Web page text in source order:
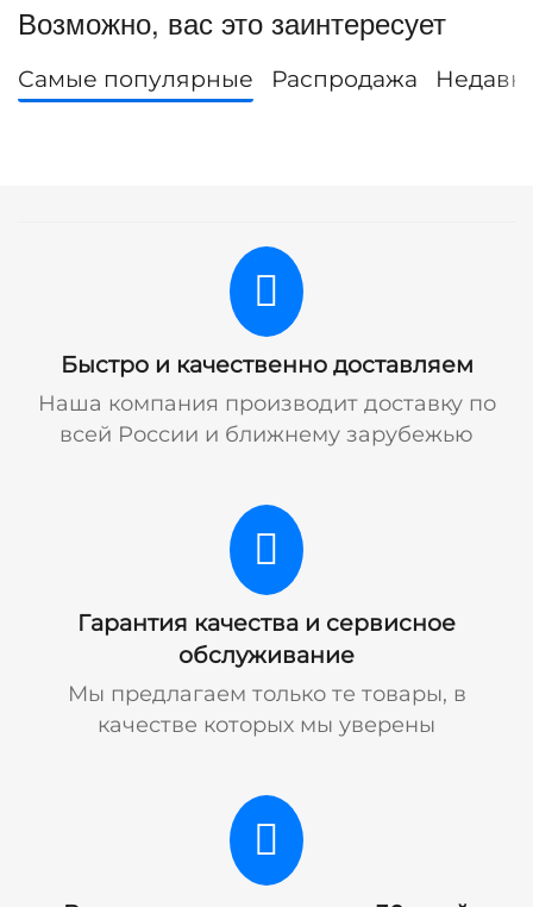
Возможно, вас это заинтересует
Самые популярные Распродажа
Быстро и качественно доставляем
Наша компания производит доставку по
всей России и ближнему зарубежью
Гарантия качества и сервисное
обслуживание
Мы предлагаем только те товары, в
качестве которых мы уверены